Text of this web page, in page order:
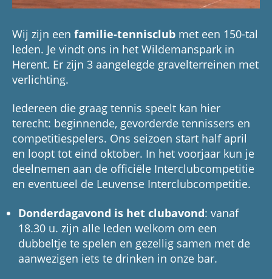
Wij zijn een familie-tennisclub met een 150-tal
leden. Je vindt ons in het Wildemanspark in
Herent. Er zijn 3 aangelegde gravelterreinen met
verlichting.
Iedereen die graag tennis speelt kan hier
terecht: beginnende, gevorderde tennissers en
competitiespelers. Ons seizoen start half april
en loopt tot eind oktober. In het voorjaar kun je
deelnemen aan de officiële Interclubcompetitie
en eventueel de Leuvense Interclubcompetitie.
Donderdagavond is het clubavond: vanaf
18.30 u. zijn alle leden welkom om een
dubbeltje te spelen en gezellig samen met de
aanwezigen iets te drinken in onze bar.